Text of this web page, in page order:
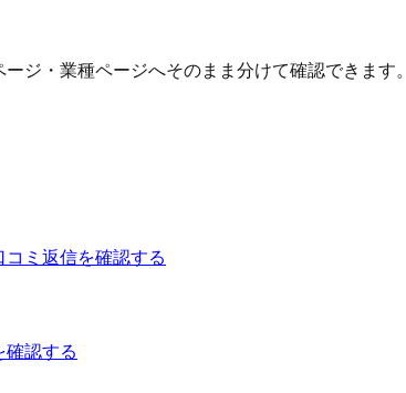
ジ・業種ページへそのまま分けて確認できます。
ミ返信を確認する
確認する